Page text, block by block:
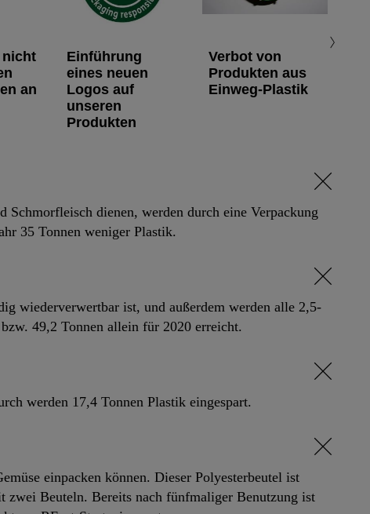
nicht
an
Einführung
eines neuen
Logos auf
unseren
Produkten
Verbot von
Produkten aus
Einweg-Plastik
dienen, werden durch eine Verpackung
35 Tonnen weniger Plastik.
wiederverwertbar ist, und außerdem werden alle 2,5-
49,2 Tonnen allein für 2020 erreicht.
werden 17,4 Tonnen Plastik eingespart.
einpacken können. Dieser Polyesterbeutel ist
zwei Beuteln. Bereits nach fünfmaliger Benutzung ist